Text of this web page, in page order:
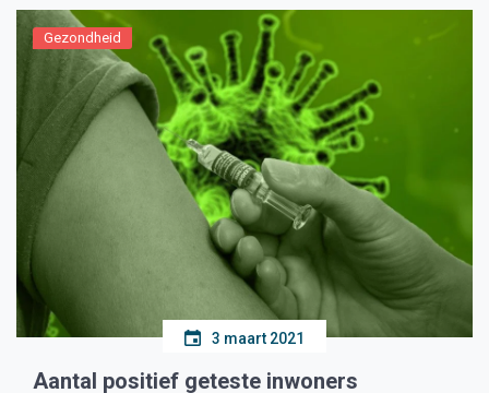
Gezondheid
3 maart 2021
Aantal positief geteste inwoners